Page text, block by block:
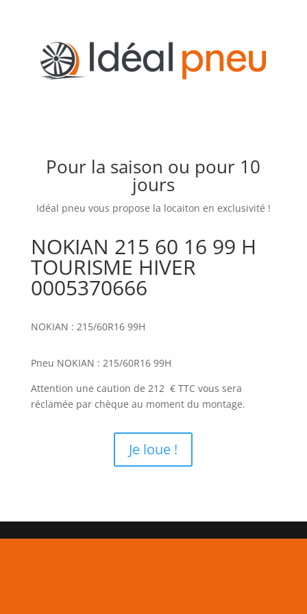
Pour la saison ou pour 10
jours
Idéal pneu vous propose la locaiton en exclusivité !
NOKIAN 215 60 16 99 H
TOURISME HIVER
0005370666
NOKIAN : 215/60R16 99H
Pneu NOKIAN : 215/60R16 99H
Attention une caution de 212 € TTC vous sera
réclamée par chèque au moment du montage.
Je loue !